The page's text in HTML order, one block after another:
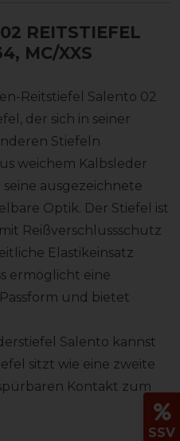
REITSTIEFEL
MC/XXS
Reitstiefel Salento 02
der sich in seiner
Stiefeln
weichem Kalbsleder
ausgezeichnete
Optik. Der Stiefel ist
Reißverschlussschutz
Elastikeinsatz
ermöglicht eine
und bietet
Salento kannst
sitzt wie eine zweite
Kontakt zum
SSV